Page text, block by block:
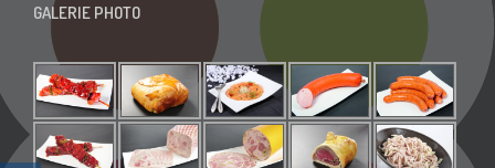
GALERIE PHOTO